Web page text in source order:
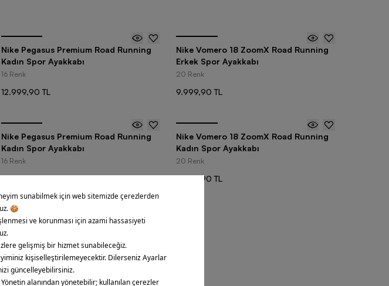
Nike Pegasus Premium Road Running
Kadın Spor Ayakkabı
16 Renk
12.999,90 TL
Nike Vomero 18 ZoomX Road Running
Erkek Spor Ayakkabı
20 Renk
9.999,90 TL
Nike Pegasus Premium Road Running
Kadın Spor Ayakkabı
16 Renk
12.999,90 TL
Nike Vomero 18 ZoomX Road Running
Kadın Spor Ayakkabı
20 Renk
9.999,90 TL
582 üründen 24 ürün görüntüledin
1 2 3 ... 25